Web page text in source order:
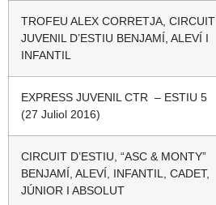
TROFEU ALEX CORRETJA, CIRCUIT
JUVENIL D’ESTIU BENJAMÍ, ALEVÍ I
INFANTIL
EXPRESS JUVENIL CTR – ESTIU 5
(27 Juliol 2016)
CIRCUIT D’ESTIU, “ASC & MONTY”
BENJAMÍ, ALEVÍ, INFANTIL, CADET,
JÚNIOR I ABSOLUT